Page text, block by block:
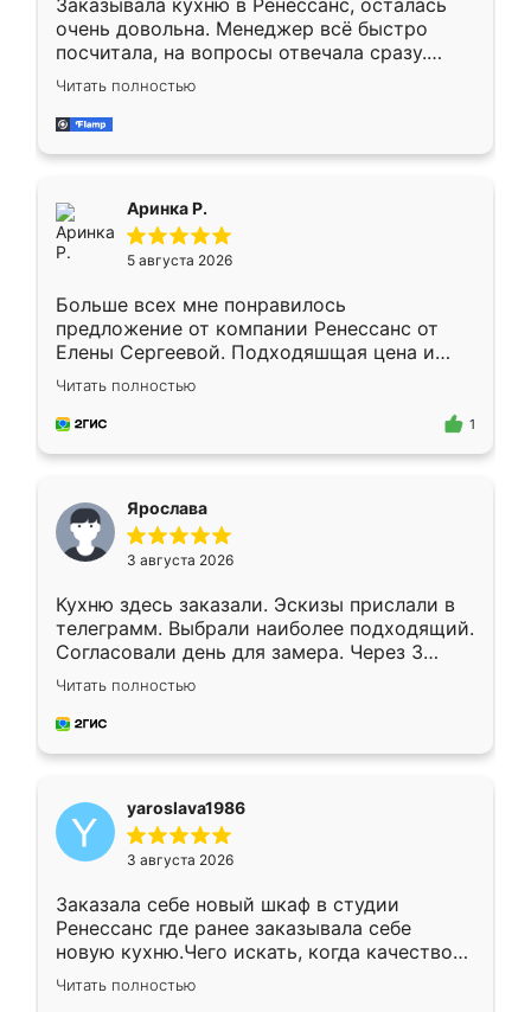
Заказывала кухню в Ренессанс, осталась
очень довольна. Менеджер всё быстро
посчитала, на вопросы отвечала сразу.
Замерщик приехал в субботу, подошёл к
делу со всей ответственностью. Собрали
за день, ребята работали аккуратно, даже
Читать полностью
Аринка Р.
5 августа 2026
Больше всех мне понравилось
предложение от компании Ренессанс от
Елены Сергеевой. Подходяшщая цена и
короткие сроки изготовления. Приехавший
для замера сотрудник Владислав
предложил по моему эскизу самый
Читать полностью
1
Ярослава
3 августа 2026
Кухню здесь заказали. Эскизы прислали в
телеграмм. Выбрали наиболее подходящий.
Согласовали день для замера. Через 3
недели кухня была уже готова. Остались
довольны работой. Спасибо Ренессанс
мебель за качественную работу!
Читать полностью
yaroslava1986
3 августа 2026
Заказала себе новый шкаф в студии
Ренессанс где ранее заказывала себе
новую кухню.Чего искать, когда качеством
вполне довольна. Служит кухня уже почти
два года, нареканий нет.
Читать полностью